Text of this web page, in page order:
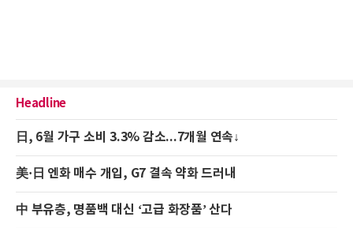
Headline
日, 6월 가구 소비 3.3% 감소...7개월 연속↓
美·日 엔화 매수 개입, G7 결속 약화 드러내
中 부유층, 명품백 대신 ‘고급 화장품’ 산다